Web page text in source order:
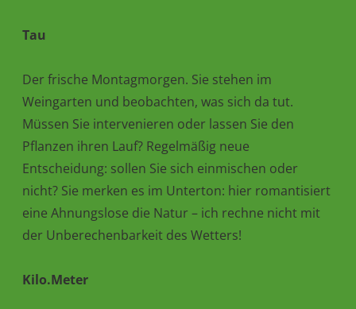
Tau
Der frische Montagmorgen. Sie stehen im
Weingarten und beobachten, was sich da tut.
Müssen Sie intervenieren oder lassen Sie den
Pflanzen ihren Lauf? Regelmäßig neue
Entscheidung: sollen Sie sich einmischen oder
nicht? Sie merken es im Unterton: hier romantisiert
eine Ahnungslose die Natur – ich rechne nicht mit
der Unberechenbarkeit des Wetters!
Kilo.Meter